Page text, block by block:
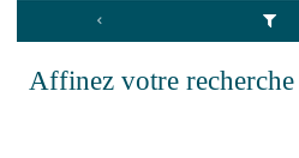
Affinez votre recherche